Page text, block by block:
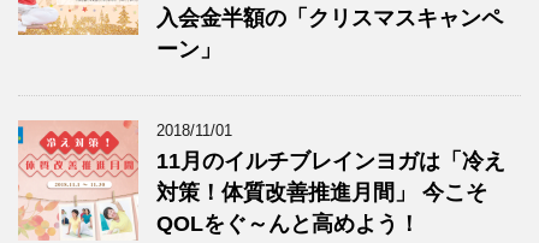
入会金半額の「クリスマスキャンペ
ーン」
2018/11/01
11月のイルチブレインヨガは「冷え
対策！体質改善推進月間」 今こそ
QOLをぐ～んと高めよう！